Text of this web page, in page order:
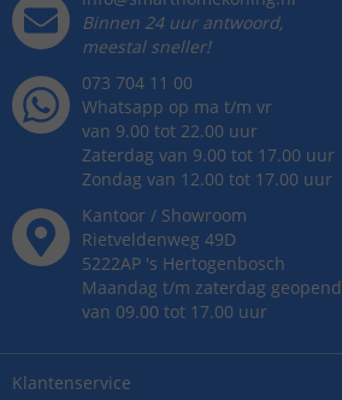
Klantenservice
Binnen 24 uur antwoord,
meestal sneller!
073 704 11 00
Whatsapp op ma t/m vr
van 9.00 tot 22.00 uur
Zaterdag van 9.00 tot 17.00 uur
Zondag van 12.00 tot 17.00 uur
Kantoor / Showroom
Rietveldenweg 49D
5222AP 's Hertogenbosch
Maandag t/m zaterdag geopend
van 09.00 tot 17.00 uur